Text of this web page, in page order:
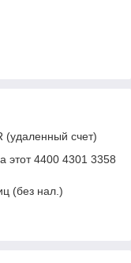
(удаленный счет)
этот 4400 4301 3358
(без нал.)